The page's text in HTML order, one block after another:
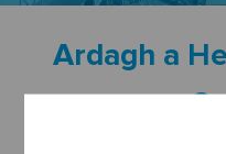
Ardagh a